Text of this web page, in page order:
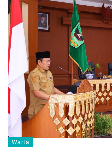
Warta